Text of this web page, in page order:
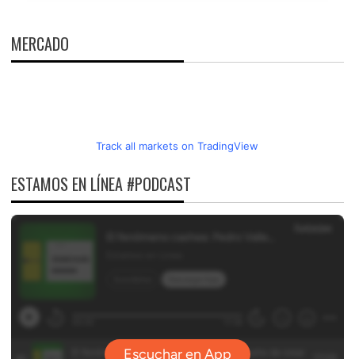
MERCADO
Track all markets on TradingView
ESTAMOS EN LÍNEA #PODCAST